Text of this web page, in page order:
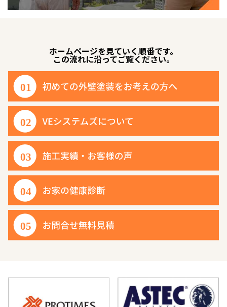
ホームページを見ていく順番です。
この流れに沿ってご覧ください。